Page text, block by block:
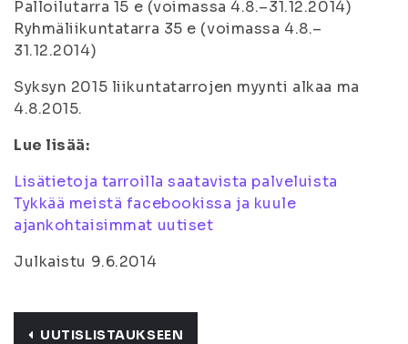
Palloilutarra 15 e (voimassa 4.8.–31.12.2014)
Ryhmäliikuntatarra 35 e (voimassa 4.8.–
31.12.2014)
Syksyn 2015 liikuntatarrojen myynti alkaa ma
4.8.2015.
Lue lisää:
Lisätietoja tarroilla saatavista palveluista
Tykkää meistä facebookissa ja kuule
ajankohtaisimmat uutiset
Julkaistu 9.6.2014
UUTISLISTAUKSEEN